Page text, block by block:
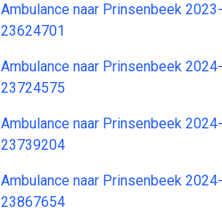
Ambulance naar Prinsenbeek
23624701
Ambulance naar Prinsenbeek
23724575
Ambulance naar Prinsenbeek
23739204
Ambulance naar Prinsenbeek
23867654